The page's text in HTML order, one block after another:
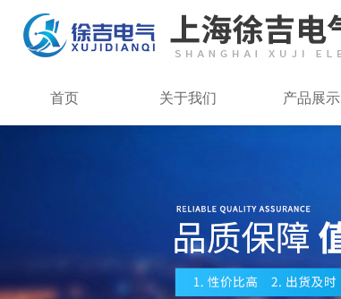
首页 关于我们 产品展示